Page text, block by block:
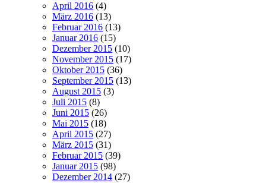
April 2016 (4)
März 2016 (13)
Februar 2016 (13)
Januar 2016 (15)
Dezember 2015 (10)
November 2015 (17)
Oktober 2015 (36)
September 2015 (13)
August 2015 (3)
Juli 2015 (8)
Juni 2015 (26)
Mai 2015 (18)
April 2015 (27)
März 2015 (31)
Februar 2015 (39)
Januar 2015 (98)
Dezember 2014 (27)